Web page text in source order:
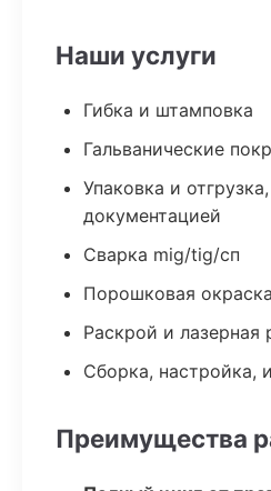
Наши услуги
Гибка и штамповка
Гальванические
Упаковка и
документацией
Сварка mig/tig/сп
Порошковая окраска
Раскрой и лазерная
Сборка, настройка,
Преимущества